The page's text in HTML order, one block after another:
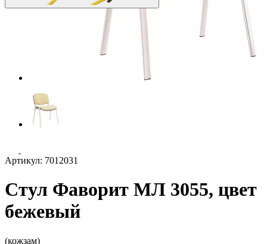
Артикул: 7012031
Стул Фаворит МЛ 3055, цвет
бежевый
(кожзам)